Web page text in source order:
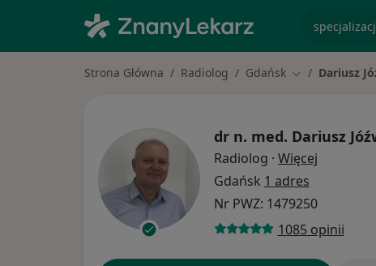
Strona Główna Radiolog Gdańsk Zmień miasto
Dariusz
dr n. med. Dariusz
Radiolog · Więcej
Gdańsk 1 adres
Nr PWZ: 1479250
1085 opinii